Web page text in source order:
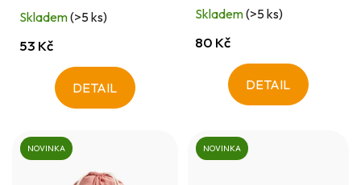
ů
Skladem(>5 ks)
53 Kč
DETAIL
Skladem(>5 ks)
80 Kč
DETAIL
NOVINKA NOVINKA